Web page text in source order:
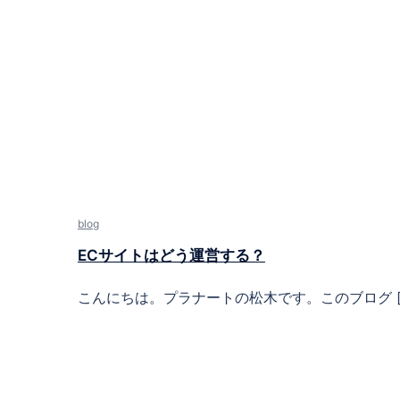
blog
ECサイトはどう運営する？
こんにちは。プラナートの松木です。このブロ